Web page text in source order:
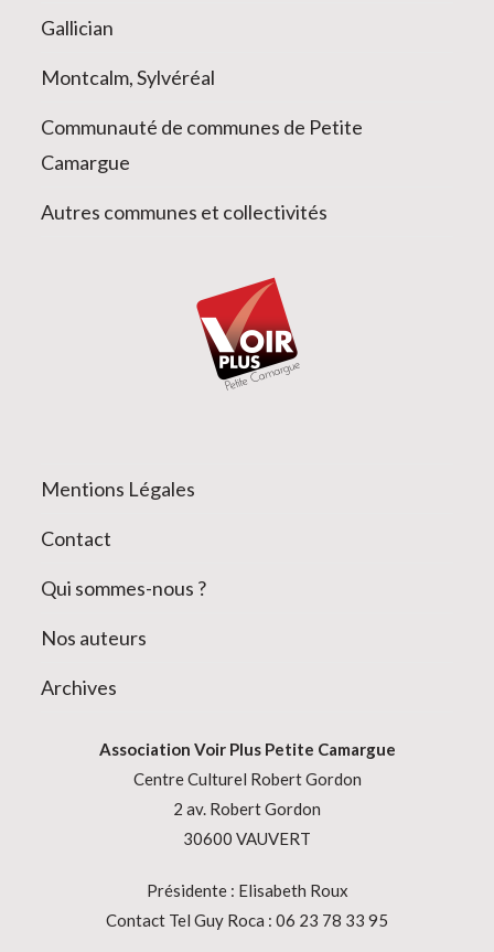
Gallician
Montcalm, Sylvéréal
Communauté de communes de Petite
Camargue
Autres communes et collectivités
Mentions Légales
Contact
Qui sommes-nous ?
Nos auteurs
Archives
Association Voir Plus Petite Camargue
Centre Culturel Robert Gordon
2 av. Robert Gordon
30600 VAUVERT
Présidente : Elisabeth Roux
Contact Tel Guy Roca : 06 23 78 33 95